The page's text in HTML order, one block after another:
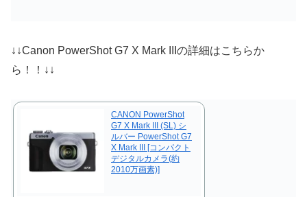
↓↓Canon PowerShot G7 X Mark IIIの詳細はこちらか
ら！！↓↓
CANON PowerShot
G7 X Mark III (SL) シ
ルバー PowerShot G7
X Mark III [コンパクト
デジタルカメラ(約
2010万画素)]